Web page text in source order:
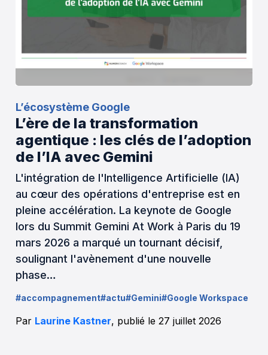
L’écosystème Google
L’ère de la transformation
agentique : les clés de l’adoption
de l’IA avec Gemini
L'intégration de l'Intelligence Artificielle (IA)
au cœur des opérations d'entreprise est en
pleine accélération. La keynote de Google
lors du Summit Gemini At Work à Paris du 19
mars 2026 a marqué un tournant décisif,
soulignant l'avènement d'une nouvelle
phase…
#accompagnement#actu#Gemini#Google Workspace
Par Laurine Kastner, publié le 27 juillet 2026